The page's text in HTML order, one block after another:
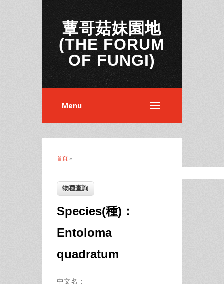
蕈哥菇妹園地
(THE FORUM
OF FUNGI)
Menu
您在這裡
首頁 »
Species(種)：
Entoloma
quadratum
中文名：